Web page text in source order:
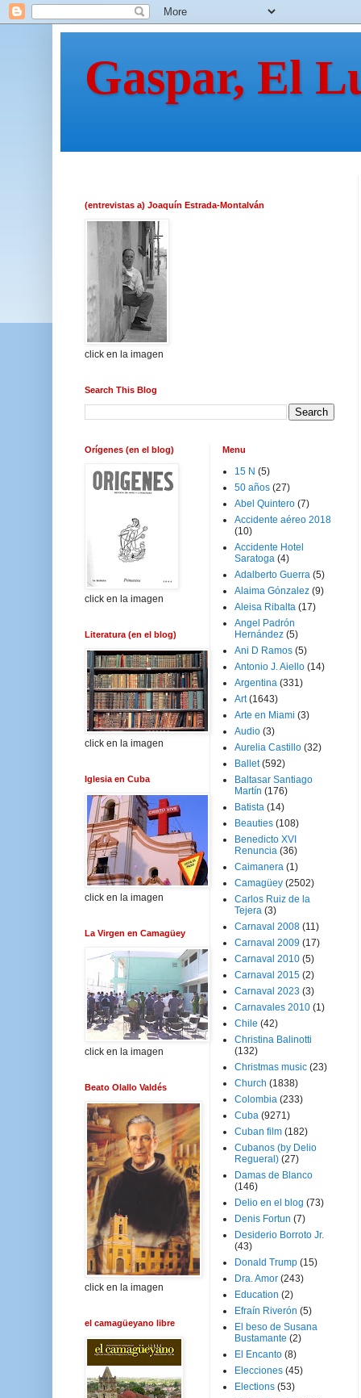
Gaspar, El
(entrevistas a) Joaquín Estrada-Montalván
click en la imagen
Search This Blog
Orígenes (en el blog)
click en la imagen
Literatura (en el blog)
click en la imagen
Iglesia en Cuba
click en la imagen
La Virgen en Camagüey
click en la imagen
Beato Olallo Valdés
click en la imagen
el camagüeyano libre
Menu
15 N (5)
50 años (27)
Abel Quintero (7)
Accidente aéreo 2018
(10)
Accidente Hotel
Saratoga (4)
Adalberto Guerra (5)
Alaima Gónzalez (9)
Aleisa Ribalta (17)
Angel Padrón
Hernández (5)
Ani D Ramos (5)
Antonio J. Aiello (14)
Argentina (331)
Art (1643)
Arte en Miami (3)
Audio (3)
Aurelia Castillo (32)
Ballet (592)
Baltasar Santiago
Martín (176)
Batista (14)
Beauties (108)
Benedicto XVI
Renuncia (36)
Caimanera (1)
Camagüey (2502)
Carlos Ruiz de la
Tejera (3)
Carnaval 2008 (11)
Carnaval 2009 (17)
Carnaval 2010 (5)
Carnaval 2015 (2)
Carnaval 2023 (3)
Carnavales 2010 (1)
Chile (42)
Christina Balinotti
(132)
Christmas music (23)
Church (1838)
Colombia (233)
Cuba (9271)
Cuban film (182)
Cubanos (by Delio
Regueral) (27)
Damas de Blanco
(146)
Delio en el blog (73)
Denis Fortun (7)
Desiderio Borroto Jr.
(43)
Donald Trump (15)
Dra. Amor (243)
Education (2)
Efraín Riverón (5)
El beso de Susana
Bustamante (2)
El Encanto (8)
Elecciones (45)
Elections (53)